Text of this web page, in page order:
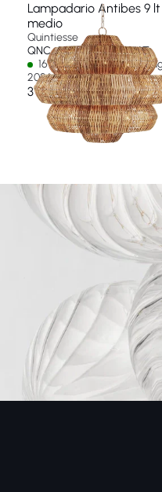
Lampadario Antibes 9 lt
medio
Quintiesse
QNC-ANTIBES-9P-L-NAT
16 In stock - Ships by 14
2026
3 514 €